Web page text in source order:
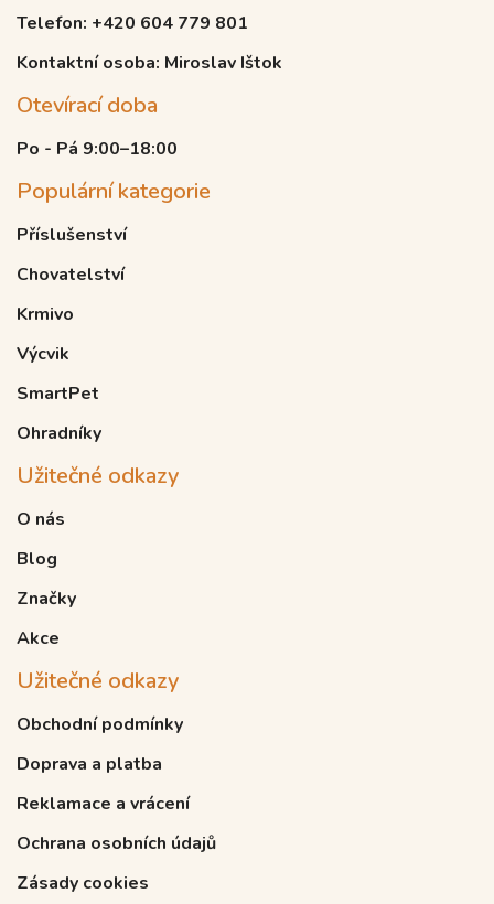
Telefon: +420 604 779 801
Kontaktní osoba: Miroslav Ištok
Otevírací doba
Po - Pá 9:00–18:00
Populární kategorie
Příslušenství
Chovatelství
Krmivo
Výcvik
SmartPet
Ohradníky
Užitečné odkazy
O nás
Blog
Značky
Akce
Užitečné odkazy
Obchodní podmínky
Doprava a platba
Reklamace a vrácení
Ochrana osobních údajů
Zásady cookies